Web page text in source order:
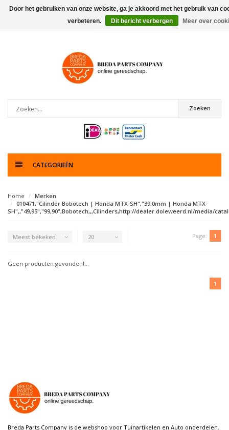
artikelen
Zoeken
CATEGORIEËN
Home
Merken
010471,"Cilinder Bobotech | Honda MTX-SH","39,0mm | Honda MTX-
SH",,"49,95","99,90",Bobotech,,,Cilinders,http://dealer.doleweerd.nl/media/
Meest bekeken 20 Page: 1
Geen producten gevonden!...
1
Breda Parts Company is de webshop voor Tuinartikelen en Auto onderdelen.
Door het gebruiken van onze website, ga je akkoord met het gebruik van
verbeteren.
Dit bericht verbergen Meer over